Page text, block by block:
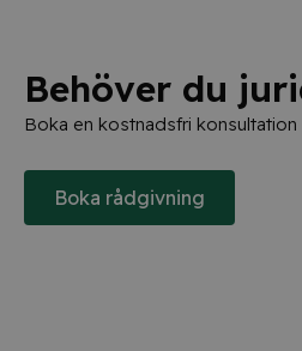
Behöver du
Boka en kostnadsfri
Boka rådgivning